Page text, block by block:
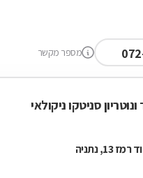
מספר מקשר
סניטקו ניקולאי
רמז 13, נתניה